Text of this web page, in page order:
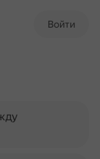
Войти